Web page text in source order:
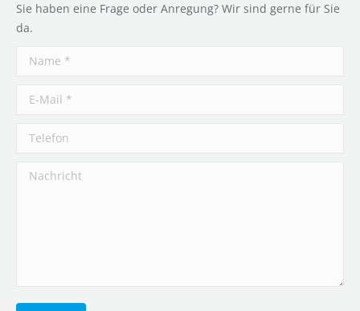
Sie haben eine Frage oder Anregung? Wir sind gerne für Sie
da.
Name *
E-Mail *
Telefon
Nachricht